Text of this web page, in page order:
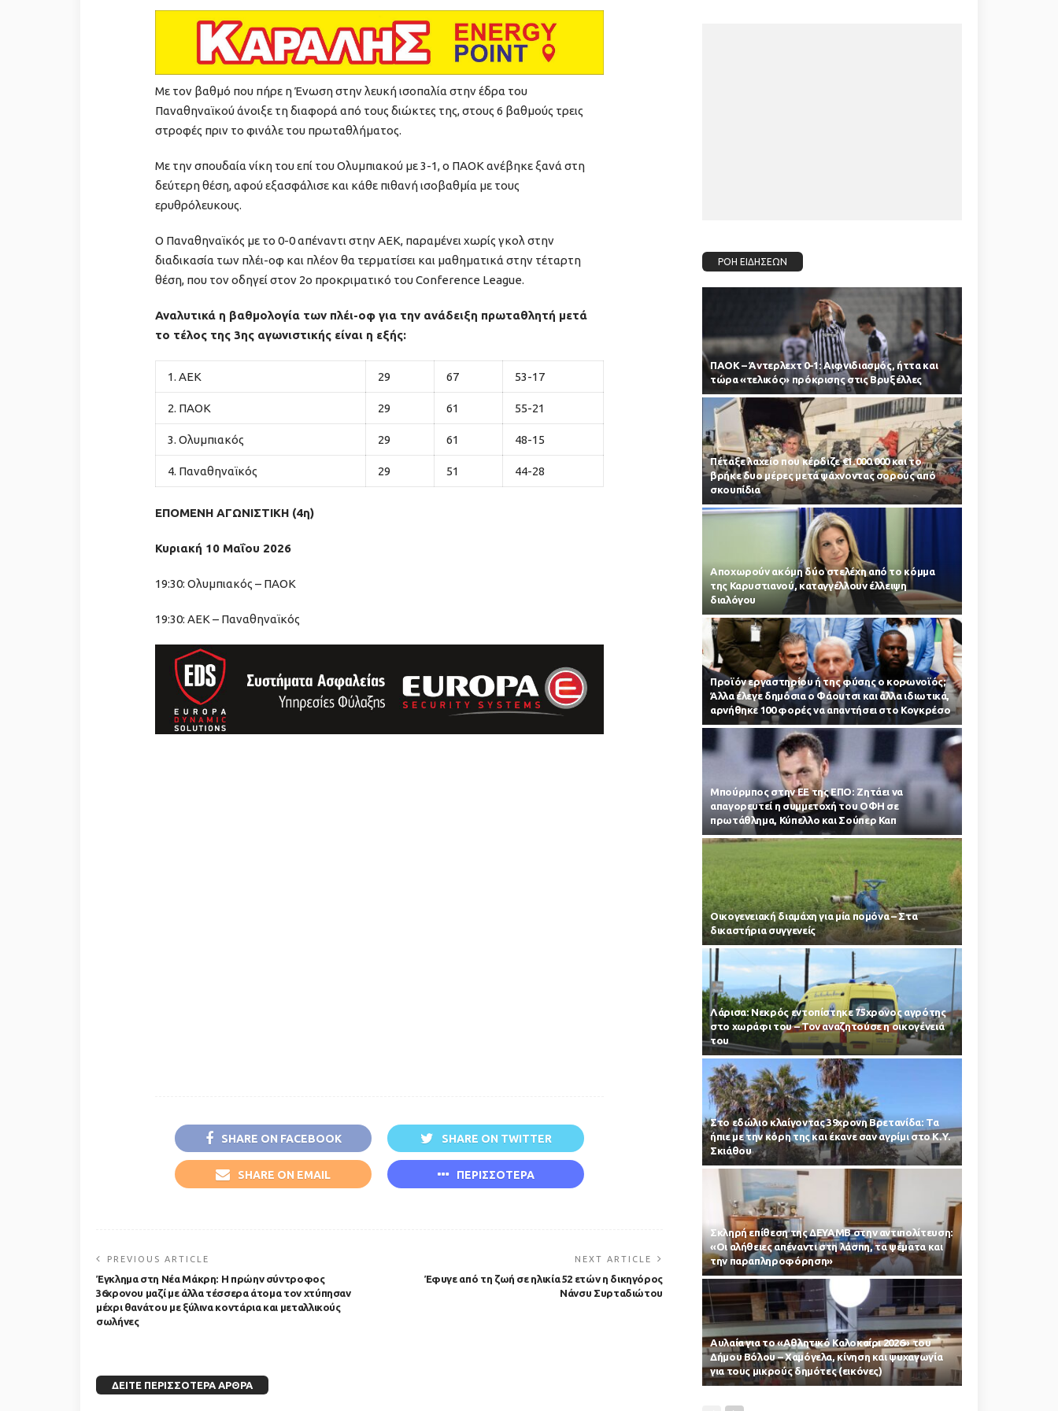
Με τον βαθμό που πήρε η Ένωση στην λευκή ισοπαλία στην έδρα του
Παναθηναϊκού άνοιξε τη διαφορά από τους διώκτες της, στους 6 βαθμούς τρεις
στροφές πριν το φινάλε του πρωταθλήματος.
Με την σπουδαία νίκη του επί του Ολυμπιακού με 3-1, ο ΠΑΟΚ ανέβηκε ξανά στη
δεύτερη θέση, αφού εξασφάλισε και κάθε πιθανή ισοβαθμία με τους
ερυθρόλευκους.
Ο Παναθηναϊκός με το 0-0 απέναντι στην ΑΕΚ, παραμένει χωρίς γκολ στην
διαδικασία των πλέι-οφ και πλέον θα τερματίσει και μαθηματικά στην τέταρτη
θέση, που τον οδηγεί στον 2ο προκριματικό του Conference League.
Αναλυτικά η βαθμολογία των πλέι-οφ για την ανάδειξη πρωταθλητή μετά
το τέλος της 3ης αγωνιστικής είναι η εξής:
1. ΑΕΚ 29 67 53-17
2. ΠΑΟΚ 29 61 55-21
3. Ολυμπιακός 29 61 48-15
4. Παναθηναϊκός 29 51 44-28
ΕΠΟΜΕΝΗ ΑΓΩΝΙΣΤΙΚΗ (4η)
Κυριακή 10 Μαΐου 2026
19:30: Ολυμπιακός – ΠΑΟΚ
19:30: ΑΕΚ – Παναθηναϊκός
SHARE ON FACEBOOK SHARE ON TWITTER
SHARE ON EMAIL ΠΕΡΙΣΣΟΤΕΡΑ
PREVIOUS ARTICLE
Έγκλημα στη Νέα Μάκρη: Η πρώην σύντροφος
36χρονου μαζί με άλλα τέσσερα άτομα τον χτύπησαν
μέχρι θανάτου με ξύλινα κοντάρια και μεταλλικούς
σωλήνες
NEXT ARTICLE
Έφυγε από τη ζωή σε ηλικία 52 ετών η δικηγόρος
Νάνσυ Συρταδιώτου
ΔΕΊΤΕ ΠΕΡΙΣΣΌΤΕΡΑ ΆΡΘΡΑ
ΡΟΗ ΕΙΔΗΣΕΩΝ
ΠΑΟΚ – Άντερλεχτ 0-1: Αιφνιδιασμός, ήττα και
τώρα «τελικός» πρόκρισης στις Βρυξέλλες
Πέταξε λαχείο που κέρδιζε €1.000.000 και το
βρήκε δυο μέρες μετά ψάχνοντας σορούς από
σκουπίδια
Αποχωρούν ακόμη δύο στελέχη από το κόμμα
της Καρυστιανού, καταγγέλλουν έλλειψη
διαλόγου
Προϊόν εργαστηρίου ή της φύσης ο κορωνοϊός;
Άλλα έλεγε δημόσια ο Φάουτσι και άλλα ιδιωτικά,
αρνήθηκε 100 φορές να απαντήσει στο Κογκρέσο
Μπούρμπος στην ΕΕ της ΕΠΟ: Ζητάει να
απαγορευτεί η συμμετοχή του ΟΦΗ σε
πρωτάθλημα, Κύπελλο και Σούπερ Καπ
Οικογενειακή διαμάχη για μία πομόνα – Στα
δικαστήρια συγγενείς
Λάρισα: Νεκρός εντοπίστηκε 75χρονος αγρότης
στο χωράφι του – Toν αναζητούσε η οικογένειά
του
Στο εδώλιο κλαίγοντας 39χρονη Βρετανίδα: Τα
ήπιε με την κόρη της και έκανε σαν αγρίμι στο Κ.Υ.
Σκιάθου
Σκληρή επίθεση της ΔΕΥΑΜΒ στην αντιπολίτευση:
«Οι αλήθειες απέναντι στη λάσπη, τα ψέματα και
την παραπληροφόρηση»
Αυλαία για το «Αθλητικό Καλοκαίρι 2026» του
Δήμου Βόλου – Χαμόγελα, κίνηση και ψυχαγωγία
για τους μικρούς δημότες (εικόνες)